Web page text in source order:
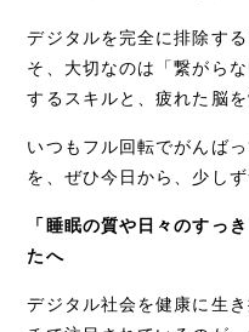
当クリニックについて
お知らせ コラム アクセス
ご予約・
デジタルを完全に排除す
そ、大切なのは「繋がら
するスキルと、疲れた脳
いつもフル回転でがんば
を、ぜひ今日から、少し
「睡眠の質や日々のすっ
たへ
デジタル社会を健康に生